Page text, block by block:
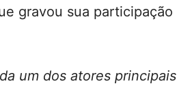
gravou sua participação
um dos atores principais